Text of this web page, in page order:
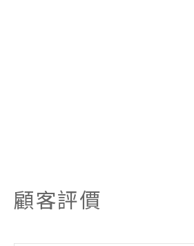
顧客評價